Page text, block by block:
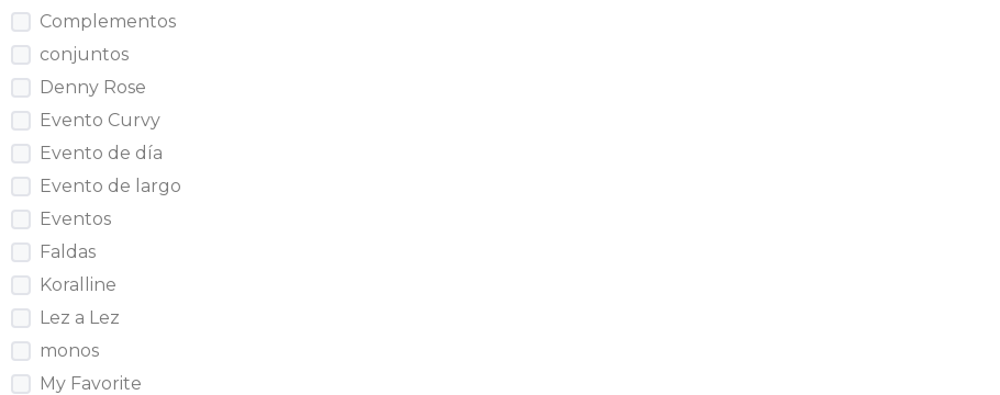
Complementos
conjuntos
Denny Rose
Evento Curvy
Evento de día
Evento de largo
Eventos
Faldas
Koralline
Lez a Lez
monos
My Favorite